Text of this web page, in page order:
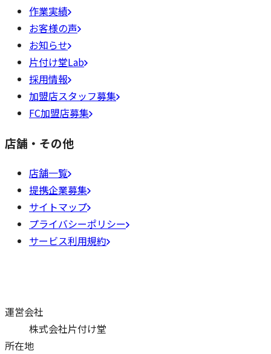
作業実績
お客様の声
お知らせ
片付け堂Lab
採用情報
加盟店スタッフ募集
FC加盟店募集
店舗・その他
店舗一覧
提携企業募集
サイトマップ
プライバシーポリシー
サービス利用規約
運営会社
株式会社片付け堂
所在地